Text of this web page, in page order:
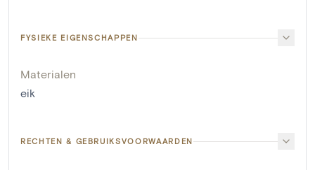
FYSIEKE EIGENSCHAPPEN
Materialen
eik
RECHTEN & GEBRUIKSVOORWAARDEN